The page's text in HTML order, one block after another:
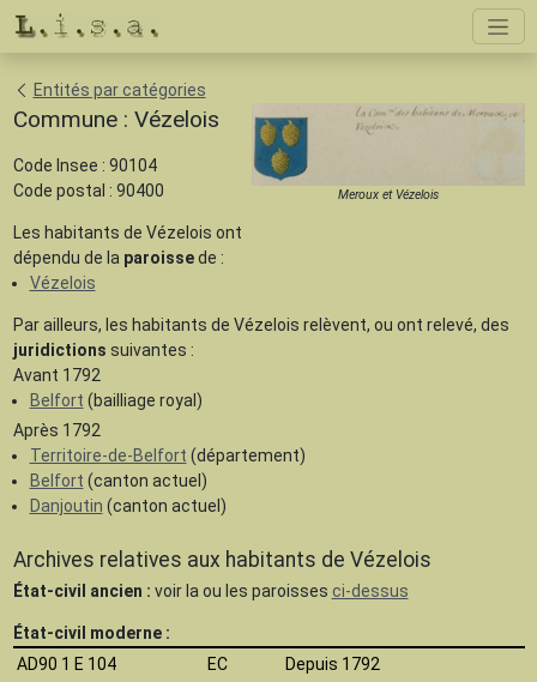
Entités par catégories
Meroux et Vézelois
Commune : Vézelois
Code Insee : 90104
Code postal : 90400
Les habitants de Vézelois ont
dépendu de la paroissede :
Vézelois
Par ailleurs, les habitants de Vézelois relèvent, ou ont relevé, des
juridictions suivantes :
Avant 1792
Belfort (bailliage royal)
Après 1792
Territoire-de-Belfort (département)
Belfort (canton actuel)
Danjoutin (canton actuel)
Archives relatives aux habitants de Vézelois
État-civil ancien : voir la ou les paroisses ci-dessus
État-civil moderne :
AD90 1 E 104
EC
Depuis 1792